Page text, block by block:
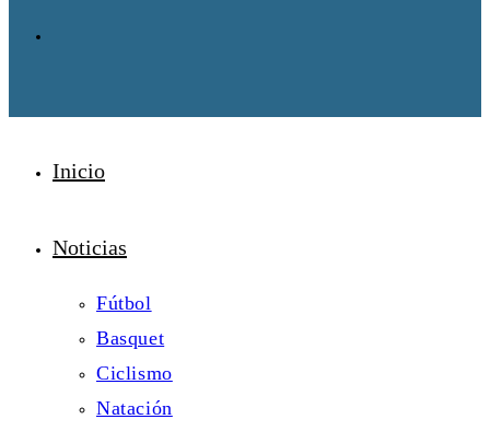
Inicio
Noticias
Fútbol
Basquet
Ciclismo
Natación